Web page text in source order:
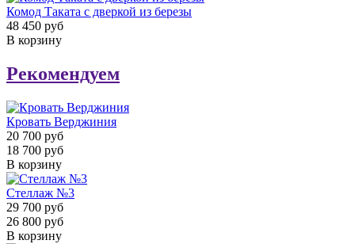
Комод Таката с дверкой из березы
48 450 руб
В корзину
Рекомендуем
Кровать Верджиния
20 700 руб
18 700 руб
В корзину
Стеллаж №3
29 700 руб
26 800 руб
В корзину